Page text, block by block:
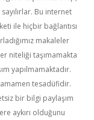
Bu internet
ile hiçbir bağlantısı
makaleler
niteliği taşımamakta
yapılmamaktadır.
tesadüfidir.
bir bilgi paylaşım
aykırı olduğunu